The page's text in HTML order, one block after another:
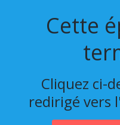
Cette
Cliquez ci-
redirigé vers